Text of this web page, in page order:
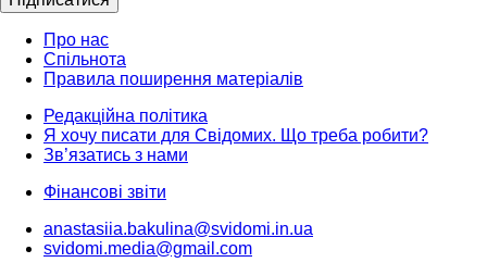
Про нас
Спільнота
Правила поширення матеріалів
Редакційна політика
Я хочу писати для Свідомих. Що треба робити?
Зв’язатись з нами
Фінансові звіти
anastasiia.bakulina@svidomi.in.ua
svidomi.media@gmail.com